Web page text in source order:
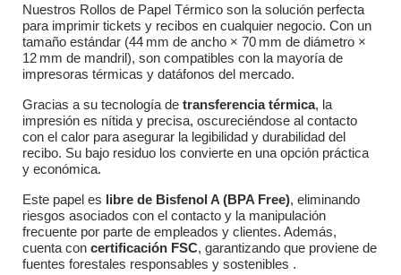
Nuestros Rollos de Papel Térmico son la solución perfecta
para imprimir tickets y recibos en cualquier negocio. Con un
tamaño estándar (44 mm de ancho × 70 mm de diámetro ×
12 mm de mandril), son compatibles con la mayoría de
impresoras térmicas y datáfonos del mercado.
Gracias a su tecnología de transferencia térmica, la
impresión es nítida y precisa, oscureciéndose al contacto
con el calor para asegurar la legibilidad y durabilidad del
recibo. Su bajo residuo los convierte en una opción práctica
y económica.
Este papel es libre de Bisfenol A (BPA Free), eliminando
riesgos asociados con el contacto y la manipulación
frecuente por parte de empleados y clientes. Además,
cuenta con certificación FSC, garantizando que proviene de
fuentes forestales responsables y sostenibles .